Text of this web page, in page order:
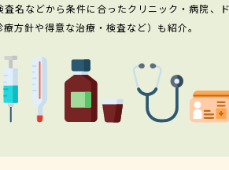
などから条件に合ったクリニック・病院、
方針や得意な治療・検査など）も紹介。